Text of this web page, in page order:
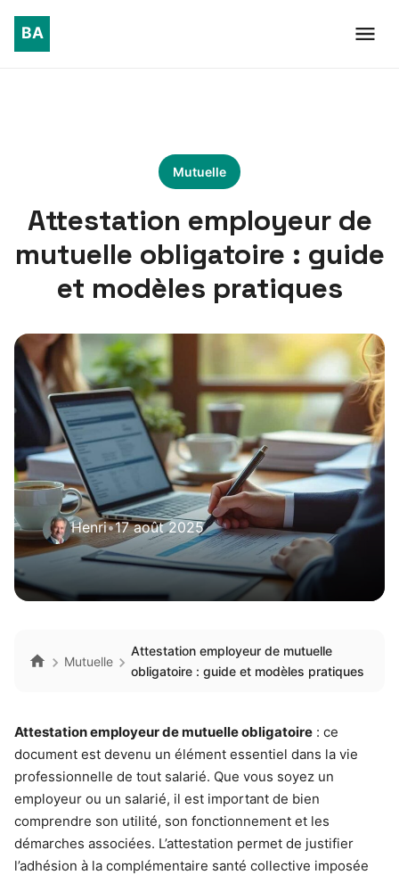
Mutuelle
Attestation employeur de
mutuelle obligatoire : guide
et modèles pratiques
Henri•17 août 2025
Mutuelle
Attestation employeur de mutuelle
obligatoire : guide et modèles pratiques
Attestation employeur de mutuelle obligatoire : ce
document est devenu un élément essentiel dans la vie
professionnelle de tout salarié. Que vous soyez un
employeur ou un salarié, il est important de bien
comprendre son utilité, son fonctionnement et les
démarches associées. L’attestation permet de justifier
l’adhésion à la complémentaire santé collective imposée